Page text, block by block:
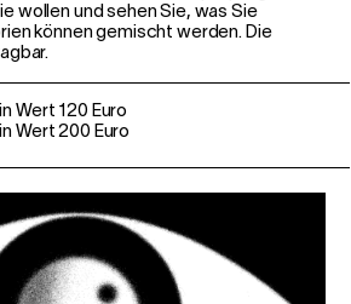
wollen und sehen Sie, was Sie
können gemischt werden. Die
Wert 120 Euro
Wert 200 Euro